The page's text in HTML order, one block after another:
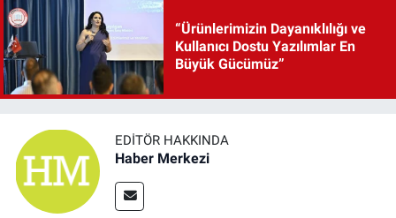
“Ürünlerimizin Dayanıklılığı ve
Kullanıcı Dostu Yazılımlar En
Büyük Gücümüz”
EDITÖR HAKKINDA
Haber Merkezi